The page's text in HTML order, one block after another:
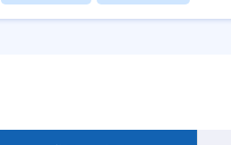
月残業20時間以内